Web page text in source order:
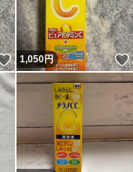
いいね！
1,050円